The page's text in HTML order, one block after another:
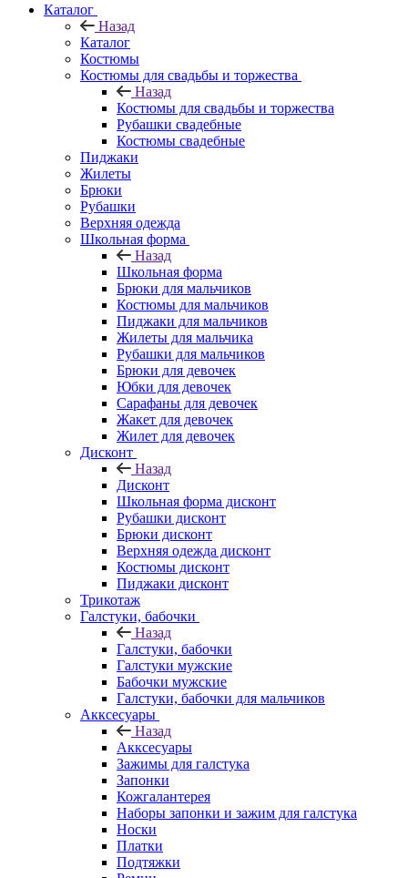
Каталог
Назад
Каталог
Костюмы
Костюмы для свадьбы и торжества
Назад
Костюмы для свадьбы и торжества
Рубашки свадебные
Костюмы свадебные
Пиджаки
Жилеты
Брюки
Рубашки
Верхняя одежда
Школьная форма
Назад
Школьная форма
Брюки для мальчиков
Костюмы для мальчиков
Пиджаки для мальчиков
Жилеты для мальчика
Рубашки для мальчиков
Брюки для девочек
Юбки для девочек
Сарафаны для девочек
Жакет для девочек
Жилет для девочек
Дисконт
Назад
Дисконт
Школьная форма дисконт
Рубашки дисконт
Брюки дисконт
Верхняя одежда дисконт
Костюмы дисконт
Пиджаки дисконт
Трикотаж
Галстуки, бабочки
Назад
Галстуки, бабочки
Галстуки мужские
Бабочки мужские
Галстуки, бабочки для мальчиков
Акксесуары
Назад
Акксесуары
Зажимы для галстука
Запонки
Кожгалантерея
Наборы запонки и зажим для галстука
Носки
Платки
Подтяжки